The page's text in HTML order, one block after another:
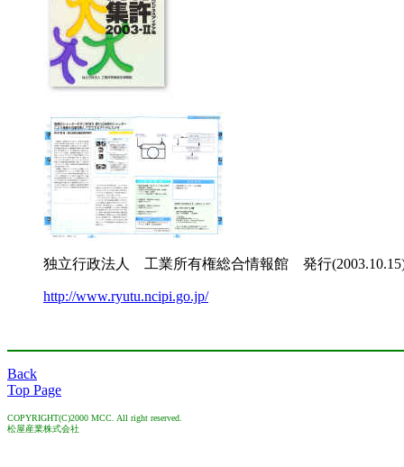
独立行政法人 工業所有権総合情報館 発行
http://www.ryutu.ncipi.go.jp/
Back
Top Page
COPYRIGHT(C)2000 MCC. All right reserved.
松屋産業株式会社